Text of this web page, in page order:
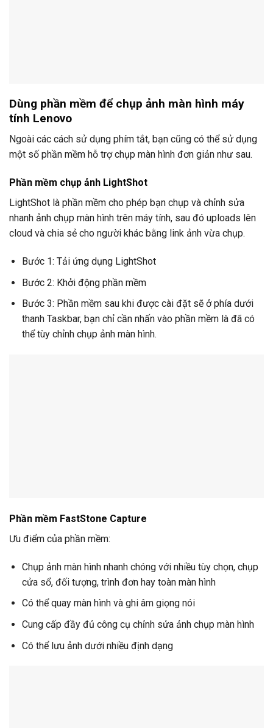
Dùng phần mềm để chụp ảnh màn hình máy
tính Lenovo
Ngoài các cách sử dụng phím tắt, bạn cũng có thể sử dụng
một số phần mềm hỗ trợ chụp màn hình đơn giản như sau.
Phần mềm chụp ảnh LightShot
LightShot là phần mềm cho phép bạn chụp và chỉnh sửa
nhanh ảnh chụp màn hình trên máy tính, sau đó uploads lên
cloud và chia sẻ cho người khác bằng link ảnh vừa chụp.
Bước 1: Tải ứng dụng LightShot
Bước 2: Khởi động phần mềm
Bước 3: Phần mềm sau khi được cài đặt sẽ ở phía dưới
thanh Taskbar, bạn chỉ cần nhấn vào phần mềm là đã có
thể tùy chỉnh chụp ảnh màn hình.
Phần mềm FastStone Capture
Ưu điểm của phần mềm:
Chụp ảnh màn hình nhanh chóng với nhiều tùy chọn, chụp
cửa sổ, đối tượng, trình đơn hay toàn màn hình
Có thể quay màn hình và ghi âm giọng nói
Cung cấp đầy đủ công cụ chỉnh sửa ảnh chụp màn hình
Có thể lưu ảnh dưới nhiều định dạng